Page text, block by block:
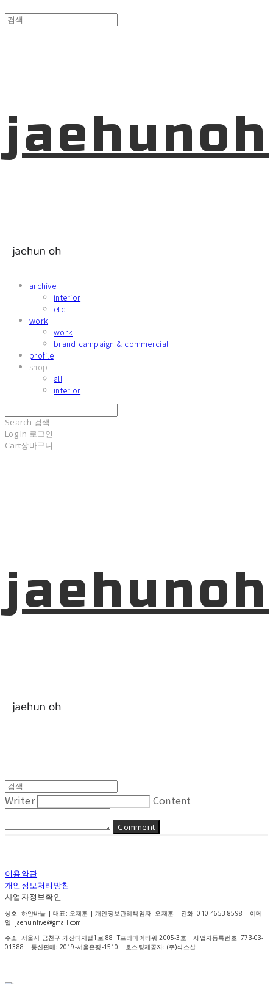
jaehunoh
archive
interior
etc
work
work
brand campaign & commercial
profile
shop
all
interior
Search 검색
Log In 로그인
Cart장바구니
jaehunoh
Writer Content
Comment
이용약관
개인정보처리방침
사업자정보확인
상호: 하얀바늘 | 대표: 오재훈 | 개인정보관리책임자: 오재훈 | 전화: 010-4653-8598 | 이메
일: jaehunfive@gmail.com
주소: 서울시 금천구 가산디지털1로 88 IT프리미어타워 2005-3호 | 사업자등록번호:773-03-
01388 | 통신판매: 2019-서울은평-1510 | 호스팅제공자: (주)식스샵